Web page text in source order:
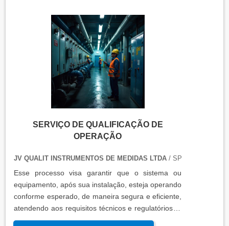
qualificação térmica é apresentado em um relatório
técnico que contém informações como gráficos,
certificados de calibração e a conclusão das
condições funcionais.
SERVIÇO DE QUALIFICAÇÃO DE
OPERAÇÃO
JV QUALIT INSTRUMENTOS DE MEDIDAS LTDA/ SP
Esse processo visa garantir que o sistema ou
equipamento, após sua instalação, esteja operando
conforme esperado, de maneira segura e eficiente,
atendendo aos requisitos técnicos e regulatórios. A
qualificação de operação é focada em verificar se o